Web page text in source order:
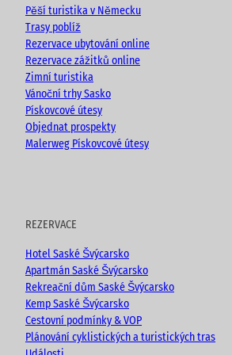
k
a
m
Pěší turistika v Německu
Trasy poblíž
Rezervace ubytování online
Rezervace zážitků online
Zimní turistika
Vánoční trhy Sasko
Pískovcové útesy
Objednat prospekty
Malerweg Pískovcové útesy
REZERVACE
Hotel Saské Švýcarsko
Apartmán Saské Švýcarsko
Rekreační dům Saské Švýcarsko
Kemp Saské Švýcarsko
Cestovní podmínky & VOP
Plánování cyklistických a turistických tras